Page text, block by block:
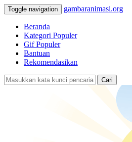
Toggle navigation gambaranimasi.org
Beranda
Kategori Populer
Gif Populer
Bantuan
Rekomendasikan
Cari